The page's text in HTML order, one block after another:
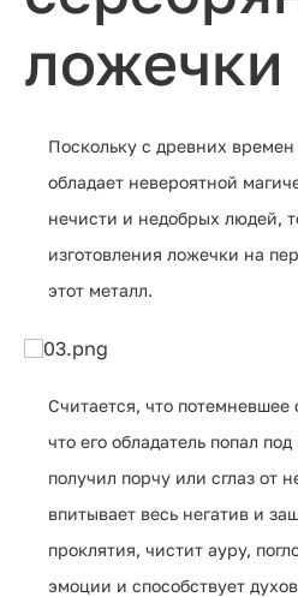
ложечки
Поскольку с древних времен
обладает невероятной
нечисти и недобрых людей,
изготовления ложечки на
этот металл.
Считается, что потемневшее
что его обладатель попал
получил порчу или сглаз от
впитывает весь негатив и
проклятия, чистит ауру,
эмоции и способствует